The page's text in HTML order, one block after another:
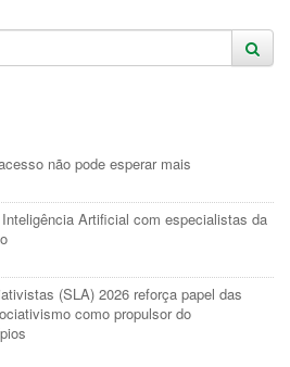
não pode esperar mais
Artificial com especialistas da
(SLA) 2026 reforça papel das
como propulsor do